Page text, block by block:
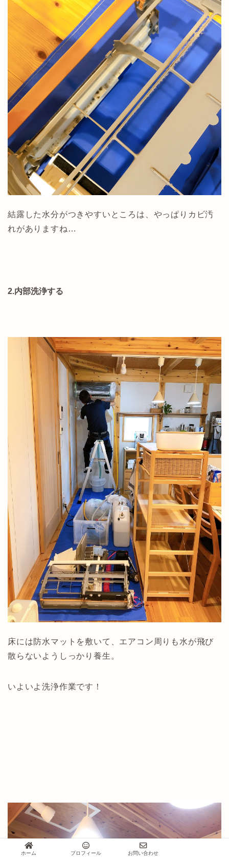
結露した水分がつきやすいところは、やっぱりカビ汚
れがありますね…
2.内部洗浄する
床には防水マットを敷いて、エアコン周りも水が飛び
散らないようしっかり養生。
いよいよ洗浄作業です！
ホーム プロフィール お問い合わせ